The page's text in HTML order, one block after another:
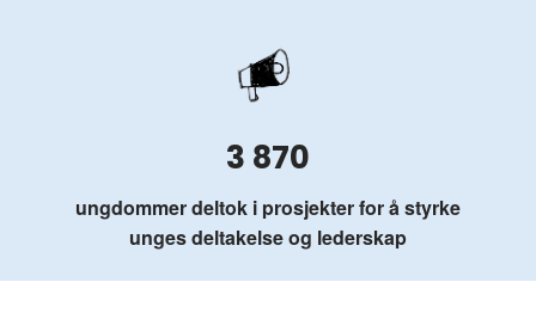
3 870
ungdommer deltok i prosjekter for å styrke
unges deltakelse og lederskap